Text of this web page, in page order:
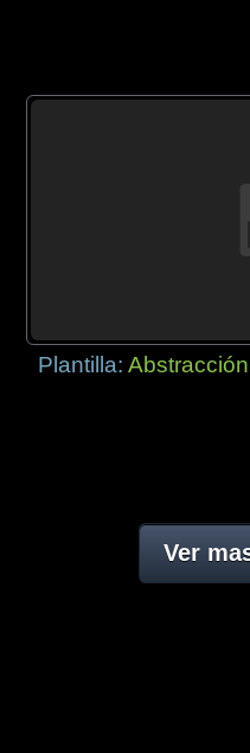
Plantilla:Abstracción
Ver